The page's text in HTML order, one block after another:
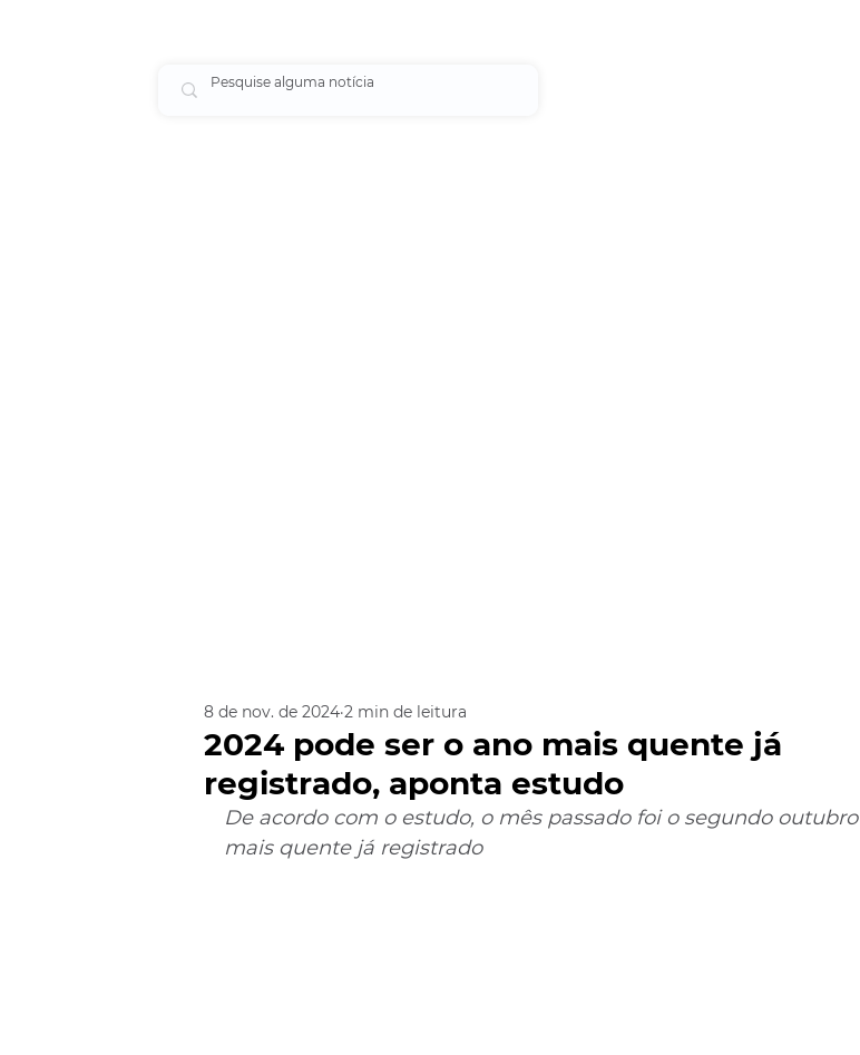
2024 pode ser o ano mais quente já
registrado, aponta estudo
8 de nov. de 2024 2 min de leitura
De acordo com o estudo, o mês passado foi o segundo outubro
mais quente já registrado